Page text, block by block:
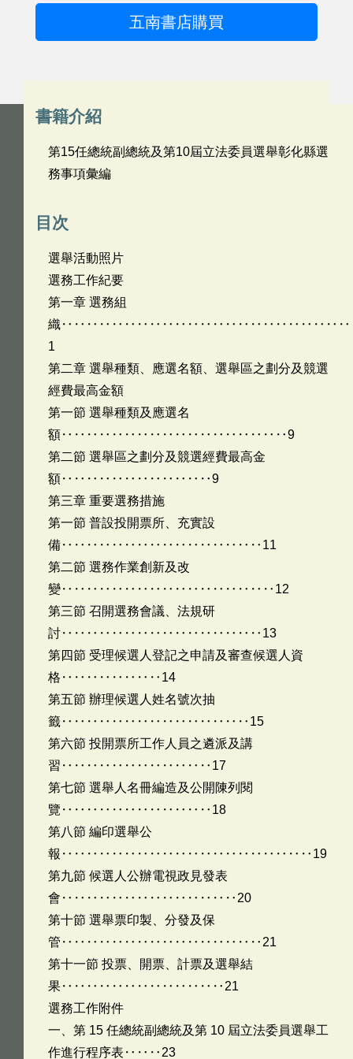
五南書店購買
書籍介紹
第15任總統副總統及第10屆立法委員選舉彰化縣選
務事項彙編
目次
選舉活動照片
選務工作紀要
第一章 選務組
織
1
第二章 選舉種類、應選名額、選舉區之劃分及競選
經費最高金額
第一節 選舉種類及應選名
額‥‥‥‥‥‥‥‥‥‥‥‥‥‥‥‥‥‥9
第二節 選舉區之劃分及競選經費最高金
額‥‥‥‥‥‥‥‥‥‥‥‥9
第三章 重要選務措施
第一節 普設投開票所、充實設
備‥‥‥‥‥‥‥‥‥‥‥‥‥‥‥‥11
第二節 選務作業創新及改
變‥‥‥‥‥‥‥‥‥‥‥‥‥‥‥‥‥12
第三節 召開選務會議、法規研
討‥‥‥‥‥‥‥‥‥‥‥‥‥‥‥‥13
第四節 受理候選人登記之申請及審查候選人資
格‥‥‥‥‥‥‥‥14
第五節 辦理候選人姓名號次抽
籤‥‥‥‥‥‥‥‥‥‥‥‥‥‥‥15
第六節 投開票所工作人員之遴派及講
習‥‥‥‥‥‥‥‥‥‥‥‥17
第七節 選舉人名冊編造及公開陳列閱
覽‥‥‥‥‥‥‥‥‥‥‥‥18
第八節 編印選舉公
報‥‥‥‥‥‥‥‥‥‥‥‥‥‥‥‥‥‥‥‥19
第九節 候選人公辦電視政見發表
會‥‥‥‥‥‥‥‥‥‥‥‥‥‥20
第十節 選舉票印製、分發及保
管‥‥‥‥‥‥‥‥‥‥‥‥‥‥‥‥21
第十一節 投票、開票、計票及選舉結
果‥‥‥‥‥‥‥‥‥‥‥‥‥21
選務工作附件
一、第 15 任總統副總統及第 10 屆立法委員選舉工
作進行程序表‥‥‥23